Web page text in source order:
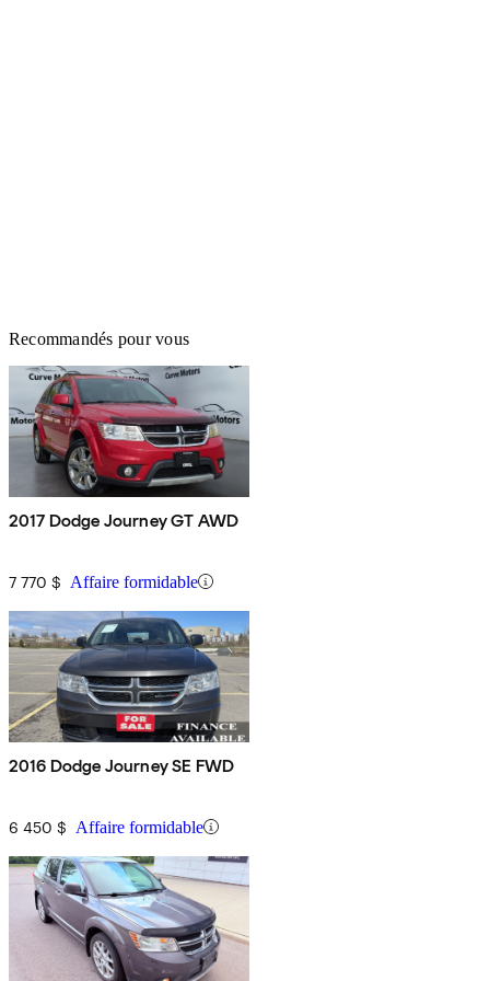
Recommandés pour vous
2017 Dodge Journey GT AWD
7 770 $ Affaire formidable
2016 Dodge Journey SE FWD
6 450 $ Affaire formidable